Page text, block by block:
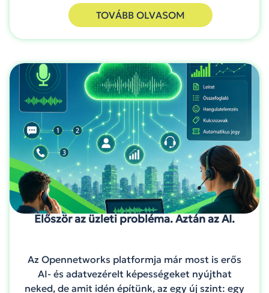
TOVÁBB OLVASOM
Először az üzleti probléma. Aztán az AI.
Az Opennetworks platformja már most is erős
AI- és adatvezérelt képességeket nyújthat
neked, de amit idén építünk, az egy új szint: egy